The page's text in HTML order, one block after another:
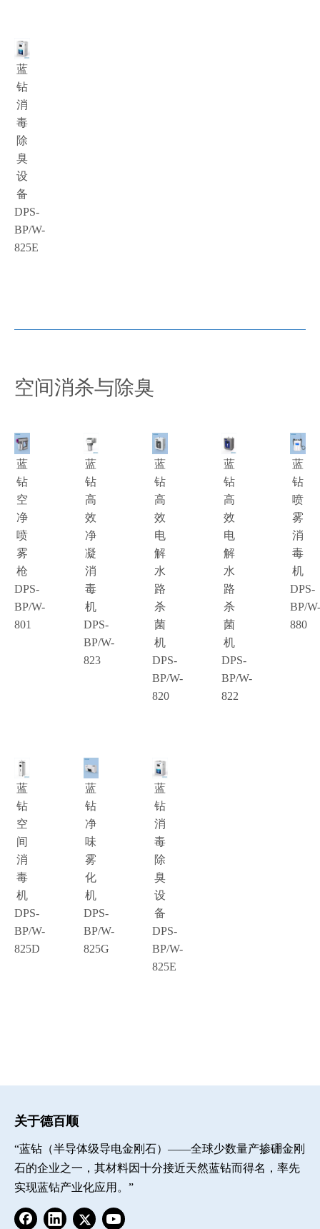
蓝
钻
消
毒
除
臭
设
备
DPS-
BP/W-
825E
空间消杀与除臭
蓝
钻
空
净
喷
雾
枪
DPS-
BP/W-
801
蓝
钻
高
效
净
凝
消
毒
机
DPS-
BP/W-
823
蓝
钻
高
效
电
解
水
路
杀
菌
机
DPS-
BP/W-
820
蓝
钻
高
效
电
解
水
路
杀
菌
机
DPS-
BP/W-
822
蓝
钻
喷
雾
消
毒
机
DPS-
BP/
880
蓝
钻
空
间
消
毒
机
DPS-
BP/W-
825D
蓝
钻
净
味
雾
化
机
DPS-
BP/W-
825G
蓝
钻
消
毒
除
臭
设
备
DPS-
BP/W-
825E
关于德百顺
“蓝钻（半导体级导电金刚石）——全球少数量产掺硼金刚
石的企业之一，其材料因十分接近天然蓝钻而得名，率先
实现蓝钻产业化应用。”